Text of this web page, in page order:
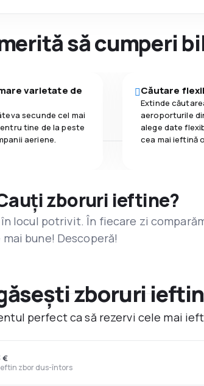
să cumperi
varietate de
secunde cel mai
tine de la peste
aeriene.
Căutare
Extinde
aeroporturile
alege date
cea mai ieftină
zboruri ieftine?
locul potrivit. În fiecare zi
bune! Descoperă!
zboruri
perfect ca să rezervi cele mai
zbor dus-întors
€